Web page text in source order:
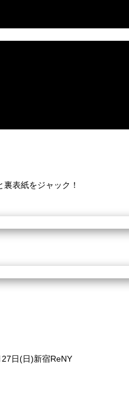
表紙をジャック！
日(日)新宿ReNY